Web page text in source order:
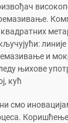
и
њихове
кућ
смо